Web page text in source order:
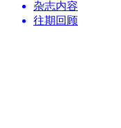
杂志内容
往期回顾